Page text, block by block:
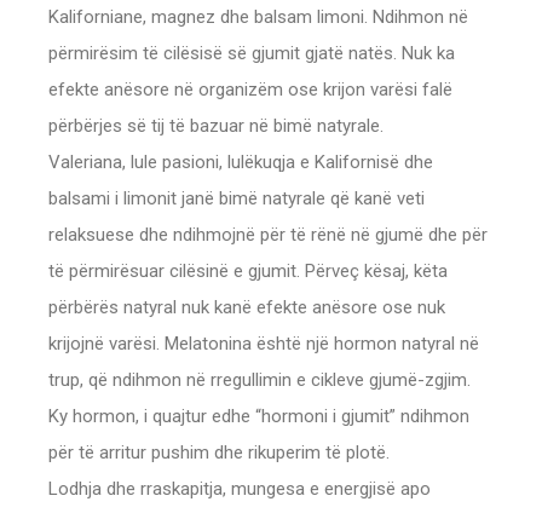
Kaliforniane, magnez dhe balsam limoni. Ndihmon në
përmirësim të cilësisë së gjumit gjatë natës. Nuk ka
efekte anësore në organizëm ose krijon varësi falë
përbërjes së tij të bazuar në bimë natyrale.
Valeriana, lule pasioni, lulëkuqja e Kalifornisë dhe
balsami i limonit janë bimë natyrale që kanë veti
relaksuese dhe ndihmojnë për të rënë në gjumë dhe për
të përmirësuar cilësinë e gjumit. Përveç kësaj, këta
përbërës natyral nuk kanë efekte anësore ose nuk
krijojnë varësi. Melatonina është një hormon natyral në
trup, që ndihmon në rregullimin e cikleve gjumë-zgjim.
Ky hormon, i quajtur edhe “hormoni i gjumit” ndihmon
për të arritur pushim dhe rikuperim të plotë.
Lodhja dhe rraskapitja, mungesa e energjisë apo